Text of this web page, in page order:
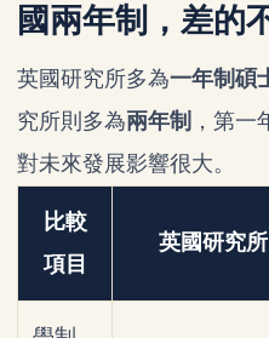
國兩年制，差的
英國研究所多為一年制碩
究所則多為兩年制 ，第一
對未來發展影響很大。
比較
項目
英國研究所